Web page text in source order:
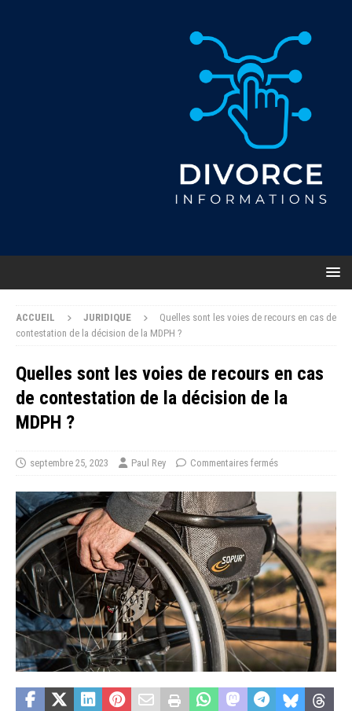
ACCUEIL JURIDIQUE
Quelles sont les voies de recours en cas de
contestation de la décision de la MDPH ?
Quelles sont les voies de recours en cas
de contestation de la décision de la
MDPH ?
septembre 25, 2023 Paul Rey Commentaires fermés